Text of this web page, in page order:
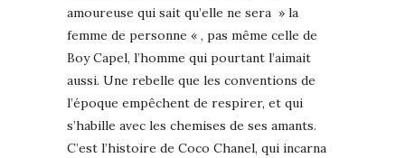
amoureuse qui sait qu’elle ne sera » la
femme de personne « , pas même celle de
Boy Capel, l’homme qui pourtant l’aimait
aussi. Une rebelle que les conventions de
l’époque empêchent de respirer, et qui
s’habille avec les chemises de ses amants.
C’est l’histoire de Coco Chanel, qui incarna